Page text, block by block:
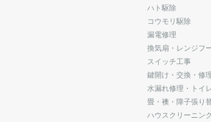
ハト駆除
コウモリ駆除
漏電修理
換気扇・レンジフ
スイッチ工事
鍵開け・交換・修
水漏れ修理・トイ
畳・襖・障子張り
ハウスクリーニン